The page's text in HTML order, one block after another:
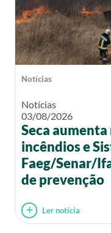
Notícias
Notícias
03/08/2026
Seca
incêndios e
Faeg/Senar/
de prevenção
Ler notícia